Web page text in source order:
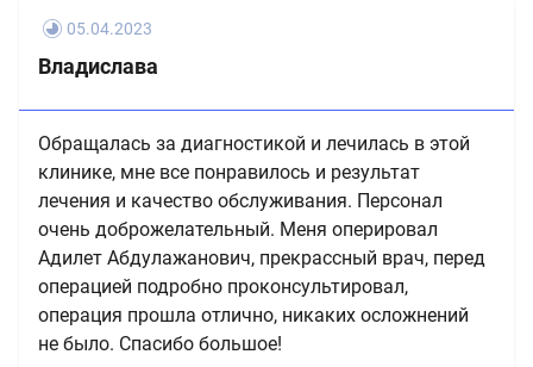
05.04.2023
Владислава
Обращалась за диагностикой и лечилась в этой
клинике, мне все понравилось и результат
лечения и качество обслуживания. Персонал
очень доброжелательный. Меня оперировал
Адилет Абдулажанович, прекрассный врач, перед
операцией подробно проконсультировал,
операция прошла отлично, никаких осложнений
не было. Спасибо большое!